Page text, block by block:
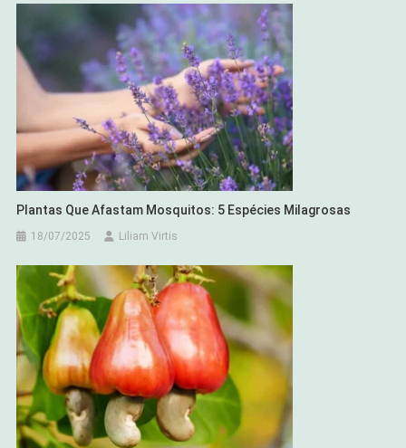
Plantas Que Afastam Mosquitos: 5 Espécies Milagrosas
18/07/2025 Liliam Virtis